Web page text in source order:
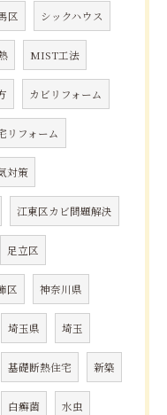
区 シックハウス
MIST工法
カビリフォーム
リフォーム
対策
江東区カビ問題解決
足立区
区 神奈川県
埼玉県 埼玉
基礎断熱住宅 新築
白癬菌 水虫